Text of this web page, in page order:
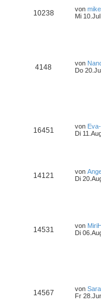
10238 von
Mi
4148 von
Do
16451 von
Di
14121 von
Di
14531 von
Di
14567 von
Fr